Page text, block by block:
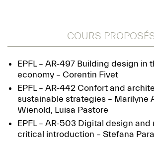
COURS
EPFL – AR-497 Building design in
economy – Corentin Fivet
EPFL – AR-442 Confort and
sustainable strategies – Marilyne
Wienold, Luisa Pastore
EPFL – AR-503 Digital design and
critical introduction – Stefana